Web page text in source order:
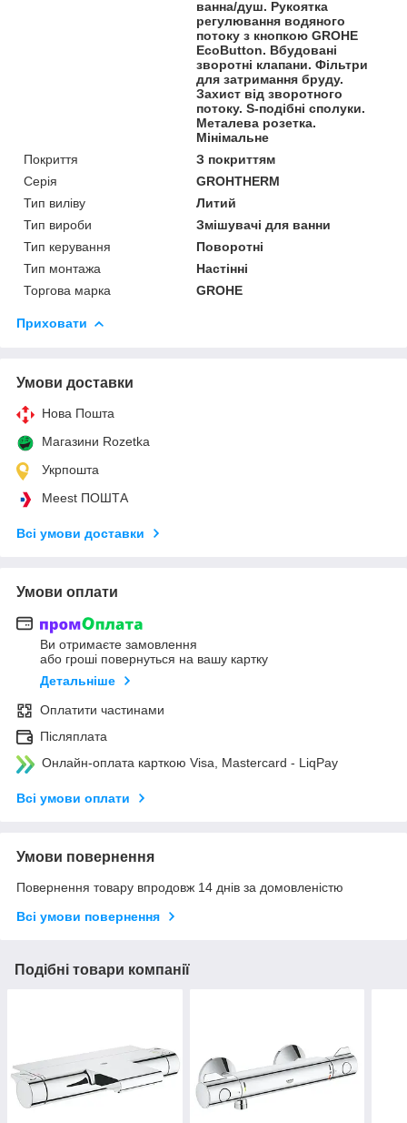
ванна/душ. Рукоятка
регулювання водяного
потоку з кнопкою GROHE
EcoButton. Вбудовані
зворотні клапани. Фільтри
для затримання бруду.
Захист від зворотного
потоку. S-подібні сполуки.
Металева розетка.
Мінімальне
Покриття
З покриттям
Серія
GROHTHERM
Тип виліву
Литий
Тип вироби
Змішувачі для ванни
Тип керування
Поворотні
Тип монтажа
Настінні
Торгова марка
GROHE
Приховати
Умови доставки
Нова Пошта
Магазини Rozetka
Укрпошта
Meest ПОШТА
Всі умови доставки
Умови оплати
Ви отримаєте замовлення
або гроші повернуться на вашу картку
Детальніше
Оплатити частинами
Післяплата
Онлайн-оплата карткою Visa, Mastercard - LiqPay
Всі умови оплати
Умови повернення
Повернення товару впродовж 14 днів за домовленістю
Всі умови повернення
Подібні товари компанії